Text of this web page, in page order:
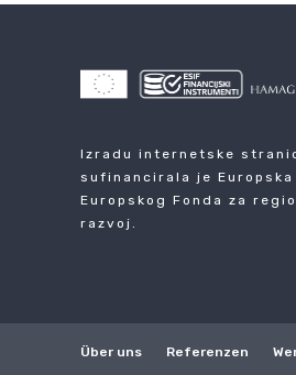
Izradu internetske
sufinancirala je
Europskog Fonda za
razvoj.
Über uns Referenzen